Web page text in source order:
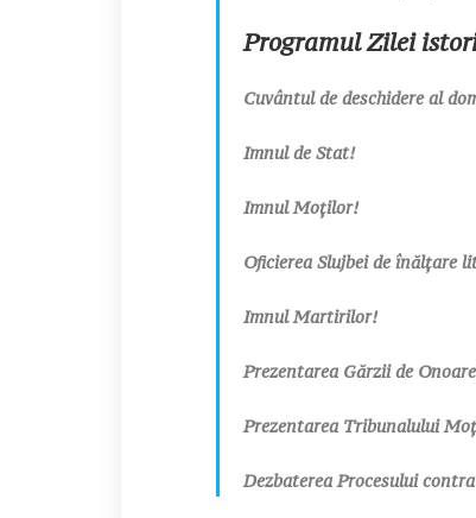
Programul Zilei
Cuvântul de deschidere al
Imnul de Stat!
Imnul Moților!
Oficierea Slujbei de înălțare
Imnul Martirilor!
Prezentarea Gărzii de
Prezentarea Tribunalului
Dezbaterea Procesului